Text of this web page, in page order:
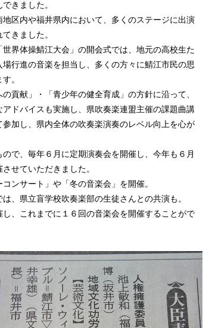
きました。
区内や福井県内において、多くのステージに出演
きました。
界体操鯖江大会」の開会式では、地元の高校生た
行進の音楽を担当し、多くの方々に鯖江市民の思
。
貢献」・「青少年の健全育成」の方針に沿って、
ドバイスも実施し、県吹奏楽連盟主催の課題曲講
加し、県内全体の吹奏楽演奏のレベル向上を心が
で、毎年６月に定期演奏会を開催し、今年も６月
せていただきました。
ンサート」や「冬の音楽会」を開催。
、県立盲学校吹奏楽部の生徒さんとの共演も。
、これまでに１６回の音楽会を開催することがで